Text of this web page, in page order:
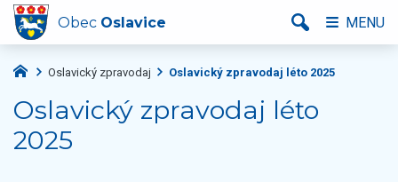
Oslavický zpravodaj Oslavický zpravodaj léto 2025
Oslavický zpravodaj léto
2025
Obec Oslavice MENU